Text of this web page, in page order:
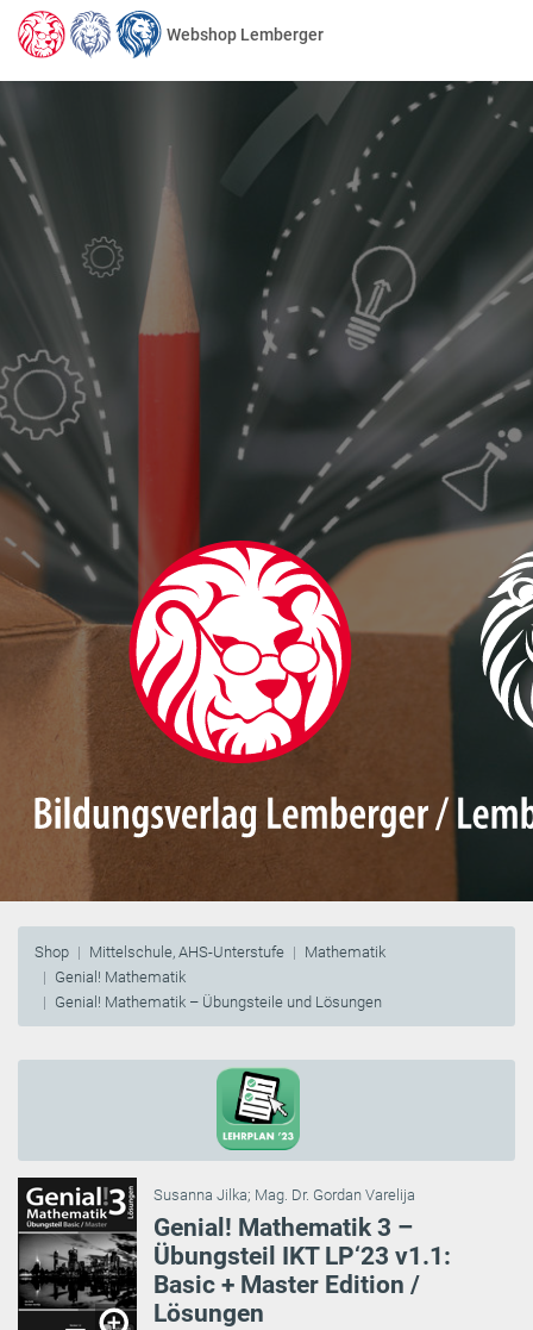
Webshop Lemberger
Shop Mittelschule, AHS-Unterstufe
Mathematik
Genial! Mathematik
Genial! Mathematik – Übungsteile und Lösungen
Susanna Jilka; Mag. Dr. Gordan Varelija
Genial! Mathematik 3 –
Übungsteil IKT LP‘23 v1.1:
Basic + Master Edition /
Lösungen